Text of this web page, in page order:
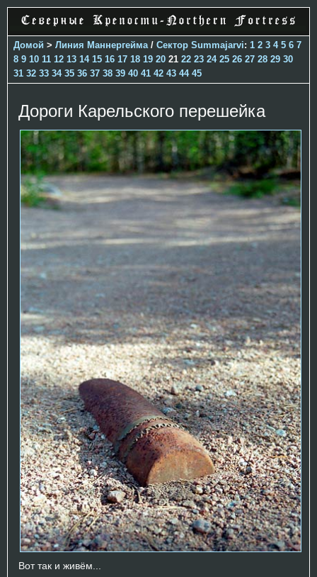
Домой > Линия Маннергейма / Сектор Summajarvi: 1 2 3 4 5 6 7
8 9 10 11 12 13 14 15 16 17 18 19 20 21 22 23 24 25 26 27 28 29 30
31 32 33 34 35 36 37 38 39 40 41 42 43 44 45
Дороги Карельского перешейка
Вот так и живём...